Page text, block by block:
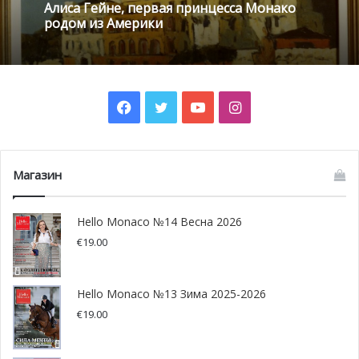
Выгодный альянс
В этот период в Средиземноморье происходил
настоящий коммерческий бум. Отец Жана оставил
государство с полной казной, независимым, но под
протекторатом Франции. Сын продолжил развивать
добрые отношения с французским королем Карлом VIII,
что было весьма полезно для страны. Жан также
Алиса Гейне, первая принцесса Монако
родом из Америки
Facebook
TwitterYouTubeInstagram
Магазин
Hello Monaco №14 Весна 2026
€19.00
Hello Monaco №13 Зима 2025-2026
€19.00